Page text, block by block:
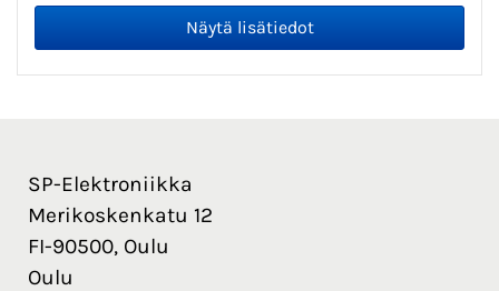
SP-Elektroniikka
Merikoskenkatu 12
FI-90500, Oulu
Oulu